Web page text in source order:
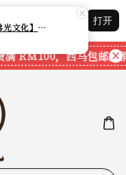
打开
RM100，西马包邮。消